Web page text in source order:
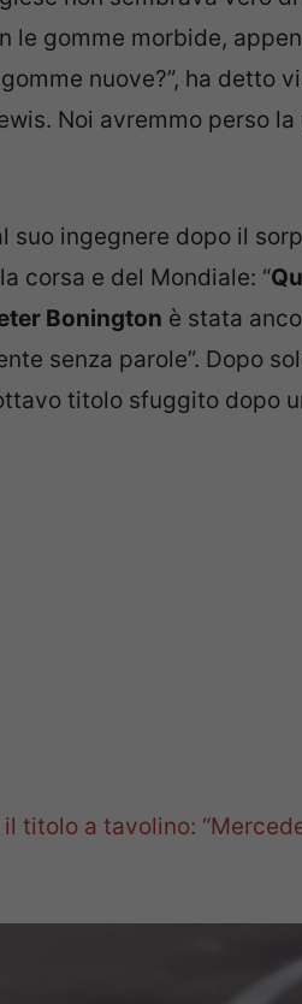
le gomme morbide,
nuove?”, ha detto
Noi avremmo perso
suo ingegnere dopo il
corsa e del Mondiale: “
Bonington è stata
senza parole”. Dopo
titolo sfuggito dopo
titolo a tavolino: